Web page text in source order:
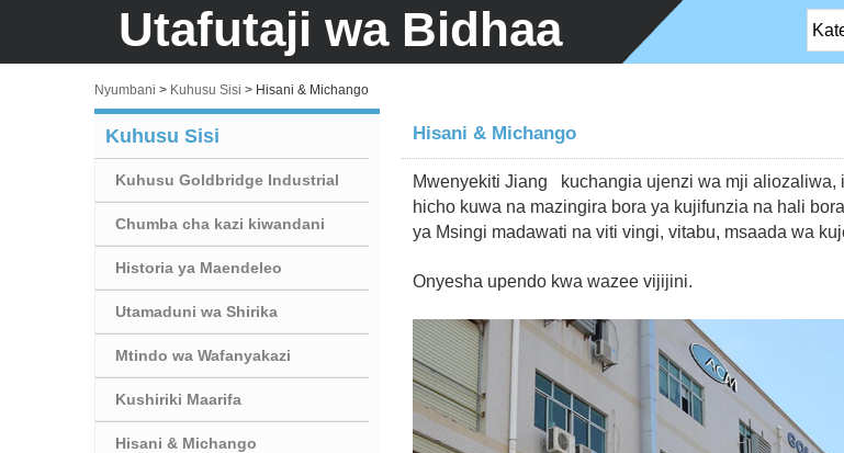
Utafutaji wa Bidhaa
/
Nyumbani > Kuhusu Sisi > Hisani & Michango
Kuhusu Sisi
Kuhusu Goldbridge Industrial
Chumba cha kazi kiwandani
Historia ya Maendeleo
Utamaduni wa Shirika
Mtindo wa Wafanyakazi
Kushiriki Maarifa
Hisani & Michango
Hisani & Michango
Mwenyekiti Jiang kuchangia ujenzi wa mji aliozaliwa,
hicho kuwa na mazingira bora ya kujifunzia na hali
ya Msingi madawati na viti vingi, vitabu, msaada wa
Onyesha upendo kwa wazee vijijini.